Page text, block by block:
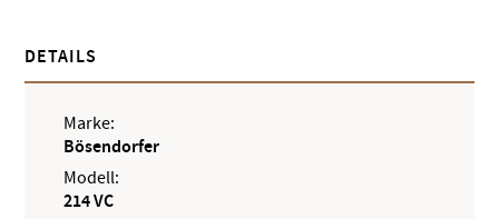
DETAILS
Marke:
Bösendorfer
Modell:
214 VC